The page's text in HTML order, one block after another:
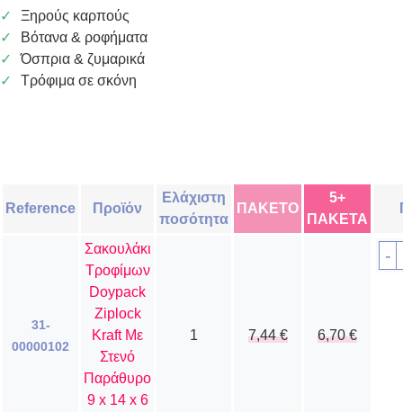
Ξηρούς καρπούς
Βότανα & ροφήματα
Όσπρια & ζυμαρικά
Τρόφιμα σε σκόνη
Reference Προϊόν
Ελάχιστη
ποσότητα
ΠΑΚΕΤΟ
5+
ΠΑΚΕΤΑ
31-
00000102
Σακουλάκι
Τροφίμων
Doypack
Ziplock
Kraft Με
Στενό
Παράθυρο
9 x 14 x 6
1 7,44€ 6,70€
-